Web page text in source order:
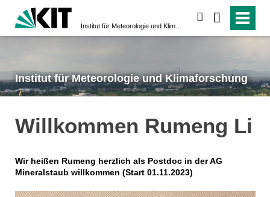
Institut für Meteorologie und Klimaforschung
Willkommen Rumeng Li
Wir heißen Rumeng herzlich als Postdoc in der AG
Mineralstaub willkommen (Start 01.11.2023)